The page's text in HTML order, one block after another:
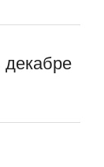
декабре